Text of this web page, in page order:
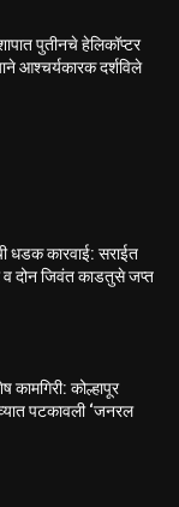
पुतीनचे हेलिकॉप्टर
आश्चर्यकारक दर्शविले
धडक कारवाई: सराईत
व दोन जिवंत काडतुसे जप्त
कामगिरी: कोल्हापूर
पटकावली ‘जनरल